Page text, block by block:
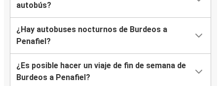
autobús?
¿Hay autobuses nocturnos de Burdeos a
Penafiel?
¿Es posible hacer un viaje de fin de semana de
Burdeos a Penafiel?